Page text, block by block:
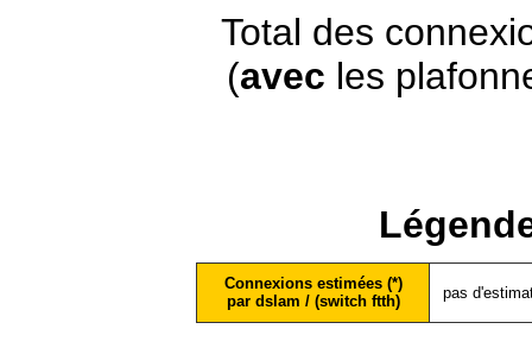
Total des
(avec les
Connexions estimées (*)
par dslam / (switch ftth)
pas